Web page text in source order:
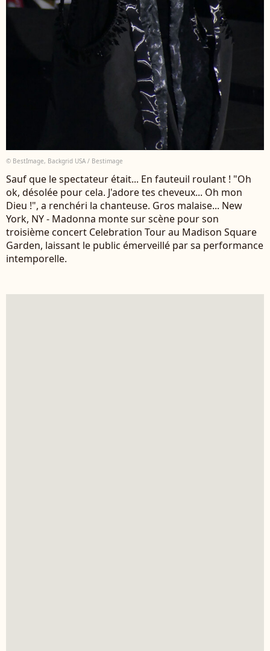
© BestImage, Backgrid USA / Bestimage
Sauf que le spectateur était... En fauteuil roulant ! "Oh
ok, désolée pour cela. J'adore tes cheveux... Oh mon
Dieu !", a renchéri la chanteuse. Gros malaise... New
York, NY - Madonna monte sur scène pour son
troisième concert Celebration Tour au Madison Square
Garden, laissant le public émerveillé par sa performance
intemporelle.